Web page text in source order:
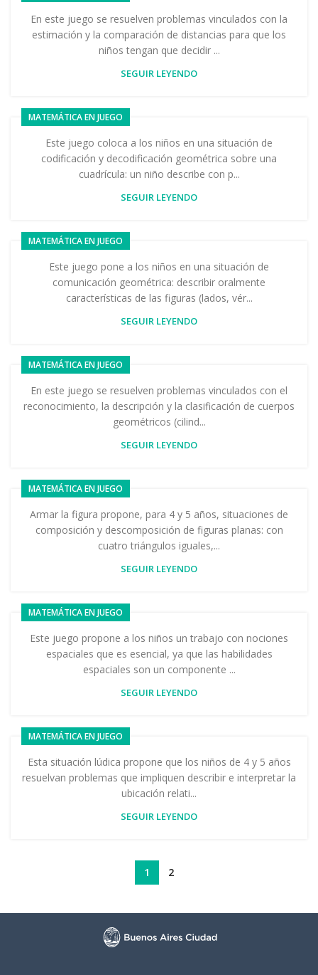
En este juego se resuelven problemas vinculados con la
estimación y la comparación de distancias para que los
niños tengan que decidir ...
SEGUIR LEYENDO
MATEMÁTICA EN JUEGO
Este juego coloca a los niños en una situación de
codificación y decodificación geométrica sobre una
cuadrícula: un niño describe con p...
SEGUIR LEYENDO
MATEMÁTICA EN JUEGO
Este juego pone a los niños en una situación de
comunicación geométrica: describir oralmente
características de las figuras (lados, vér...
SEGUIR LEYENDO
MATEMÁTICA EN JUEGO
En este juego se resuelven problemas vinculados con el
reconocimiento, la descripción y la clasificación de cuerpos
geométricos (cilind...
SEGUIR LEYENDO
MATEMÁTICA EN JUEGO
Armar la figura propone, para 4 y 5 años, situaciones de
composición y descomposición de figuras planas: con
cuatro triángulos iguales,...
SEGUIR LEYENDO
MATEMÁTICA EN JUEGO
Este juego propone a los niños un trabajo con nociones
espaciales que es esencial, ya que las habilidades
espaciales son un componente ...
SEGUIR LEYENDO
MATEMÁTICA EN JUEGO
Esta situación lúdica propone que los niños de 4 y 5 años
resuelvan problemas que impliquen describir e interpretar la
ubicación relati...
SEGUIR LEYENDO
1 2